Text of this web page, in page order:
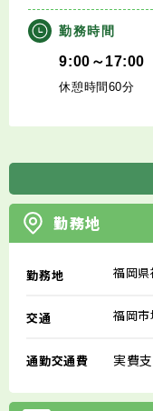
勤務時間
9:00～17:00
休憩時間60分
勤務地
勤務地 福岡
交通 福岡
通勤交通費 実費